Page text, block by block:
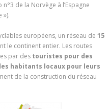
de la Norvège à l’Espagne
»).
européens, un réseau de 15
le continent entier. Les routes
par des touristes pour des
habitants locaux pour leurs
de la construction du réseau